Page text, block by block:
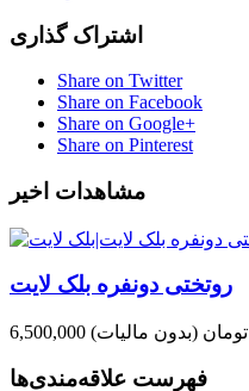
اشتراک گذاری
Share on Twitter
Share on Facebook
Share on Google+
Share on Pinterest
مشاهدات اخیر
روتختی دونفره بلک لایت
6,500,000 تومان (بدون مالیات)
فهرست علاقه‌مندی‌ها